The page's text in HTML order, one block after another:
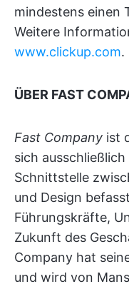
mindestens einen
Weitere
www.clickup.com.
ÜBER FAST
Fast Company ist
sich
Schnittstelle
und Design
Führungskräfte,
Zukunft des
Company hat
und wird von